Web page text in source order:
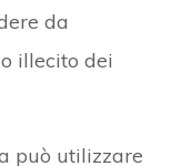
da
illecito dei
può utilizzare